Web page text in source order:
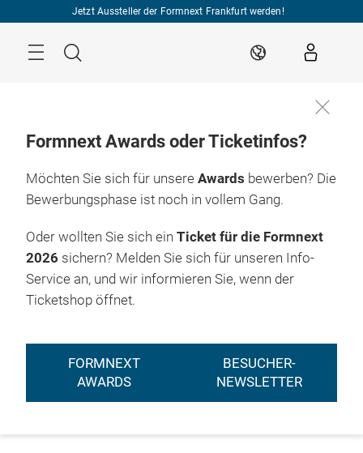
Jetzt Aussteller der Formnext Frankfurt werden!
Suche DE
Formnext Awards oder Ticketinfos?
Möchten Sie sich für unsere Awards bewerben? Die
Bewerbungsphase ist noch in vollem Gang.
Oder wollten Sie sich ein Ticket für die Formnext
2026 sichern? Melden Sie sich für unseren Info-
Service an, und wir informieren Sie, wenn der
Ticketshop öffnet.
FORMNEXT
AWARDS
BESUCHER-
NEWSLETTER